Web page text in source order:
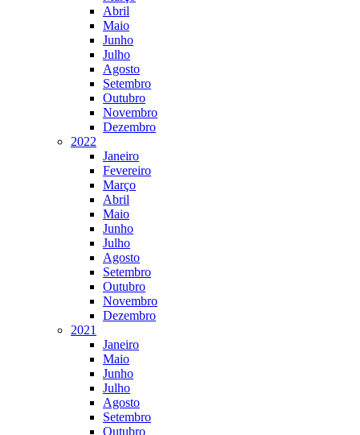
Abril
Maio
Junho
Julho
Agosto
Setembro
Outubro
Novembro
Dezembro
2022
Janeiro
Fevereiro
Março
Abril
Maio
Junho
Julho
Agosto
Setembro
Outubro
Novembro
Dezembro
2021
Janeiro
Maio
Junho
Julho
Agosto
Setembro
Outubro